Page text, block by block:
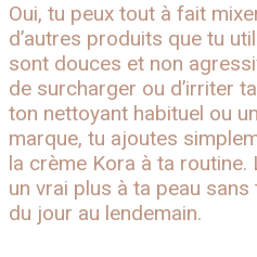
Oui, tu peux tout à fait
d’autres produits que tu
sont douces et non
de surcharger ou d’irriter
ton nettoyant habituel ou
marque, tu ajoutes
la crème Kora à ta routine.
un vrai plus à ta peau sans
du jour au lendemain.